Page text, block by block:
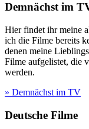
Demnächst im
Hier findet ihr meine
ich die Filme bereits
denen meine
Filme aufgelistet, die
werden.
» Demnächst im TV
Deutsche Filme